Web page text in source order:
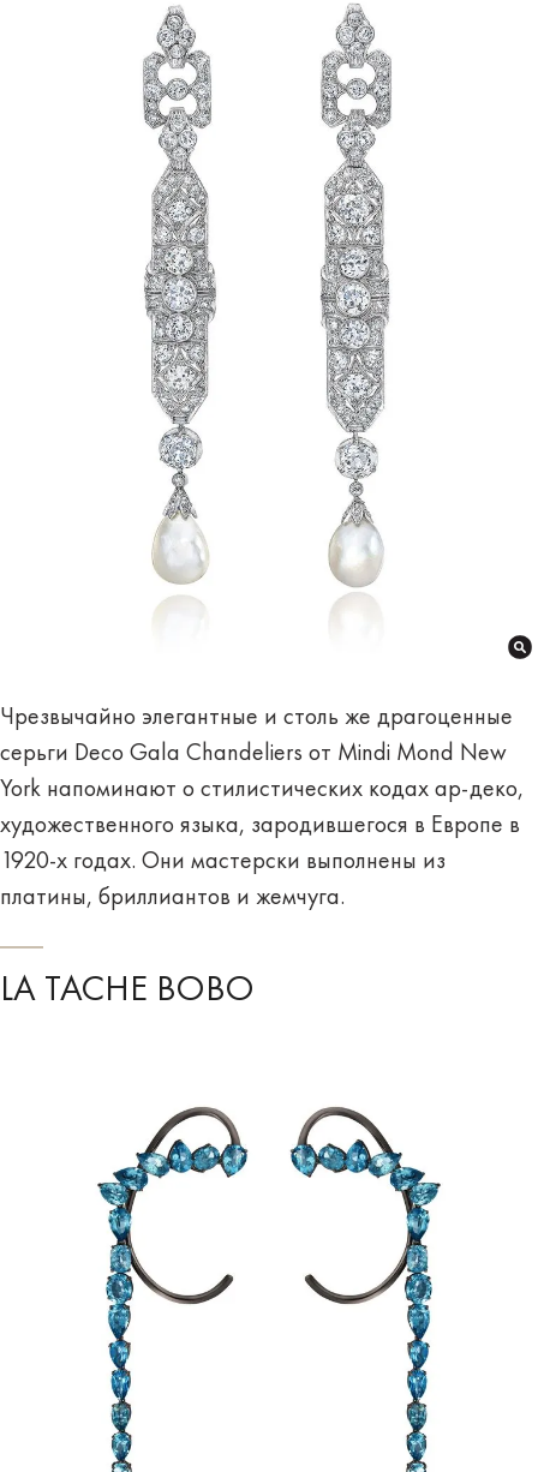
Чрезвычайно элегантные и столь же драгоценные
серьги Deco Gala Chandeliers от Mindi Mond New
York напоминают о стилистических кодах ар-деко,
художественного языка, зародившегося в Европе в
1920-х годах. Они мастерски выполнены из
платины, бриллиантов и жемчуга.
LA TACHE BOBO